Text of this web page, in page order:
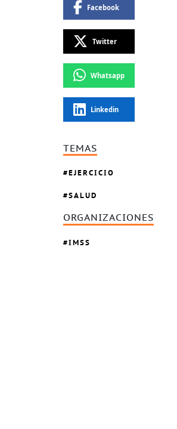
Facebook
Twitter
Whatsapp
Linkedin
TEMAS
EJERCICIO
SALUD
ORGANIZACIONES
IMSS